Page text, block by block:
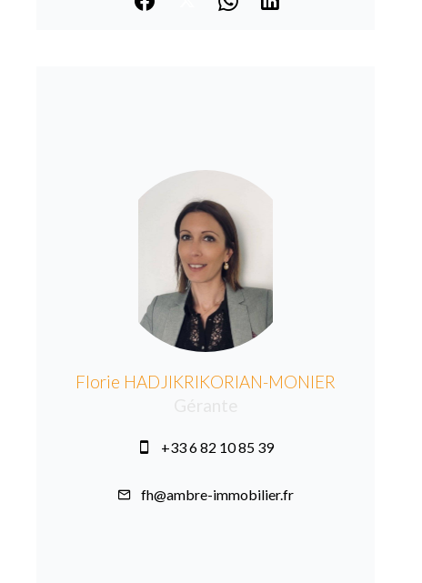
Florie HADJIKRIKORIAN-MONIER
+33 6 82 10 85 39
fh@ambre-immobilier.fr